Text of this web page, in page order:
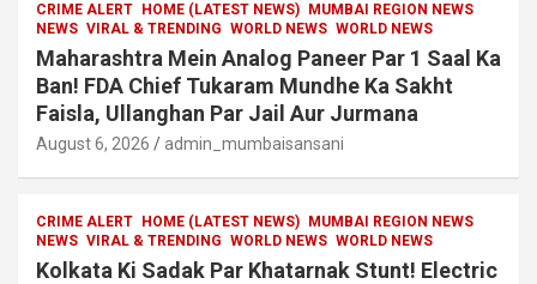
CRIME ALERT HOME (LATEST NEWS)
MUMBAI REGION NEWS
NEWS VIRAL & TRENDING WORLD NEWS WORLD NEWS
Maharashtra Mein Analog Paneer Par 1 Saal Ka
Ban! FDA Chief Tukaram Mundhe Ka Sakht
Faisla, Ullanghan Par Jail Aur Jurmana
August 6, 2026 admin_mumbaisansani
CRIME ALERT HOME (LATEST NEWS)
MUMBAI REGION NEWS
NEWS VIRAL & TRENDING WORLD NEWS WORLD NEWS
Kolkata Ki Sadak Par Khatarnak Stunt! Electric